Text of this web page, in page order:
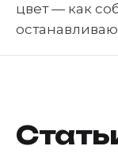
цвет — как